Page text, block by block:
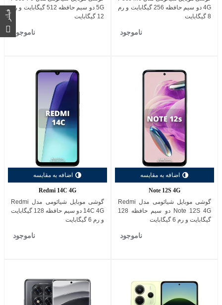
4G دو سیم حافظه 256 گیگابایت و رم
8 گیگابایت
ناموجود
5G دو سیم حافظه 512 گیگابایت و رم
12 گیگابایت
ناموجود
اضافه به مقایسه
Note 12S 4G
گوشی موبایل شیائومی مدل Redmi
Note 12S 4G دو سیم حافظه 128
گیگابایت و رم 6 گیگابایت
ناموجود
اضافه به مقایسه
Redmi 14C 4G
گوشی موبایل شیائومی مدل Redmi
14C 4G دو سیم حافظه 128 گیگابایت
و رم 6 گیگابایت
ناموجود
فیلتر